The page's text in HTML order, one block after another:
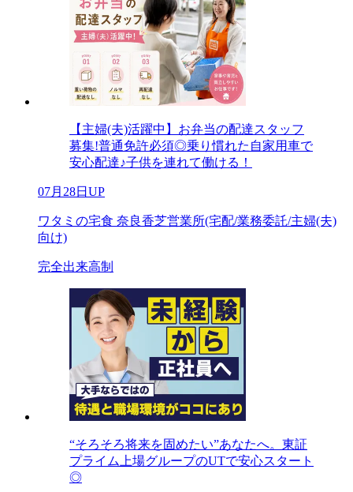
【主婦(夫)活躍中】お弁当の配達スタッフ
募集!普通免許必須◎乗り慣れた自家用車で
安心配達♪子供を連れて働ける！
07月28日UP
ワタミの宅食 奈良香芝営業所(宅配/業務委託/主婦(夫)
向け)
完全出来高制
“そろそろ将来を固めたい”あなたへ。東証
プライム上場グループのUTで安心スタート
◎